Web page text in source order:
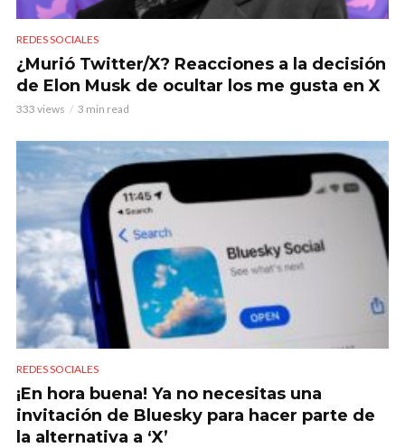
REDES SOCIALES
¿Murió Twitter/X? Reacciones a la decisión
de Elon Musk de ocultar los me gusta en X
333 views 3 min read
REDES SOCIALES
¡En hora buena! Ya no necesitas una
invitación de Bluesky para hacer parte de
la alternativa a ‘X’